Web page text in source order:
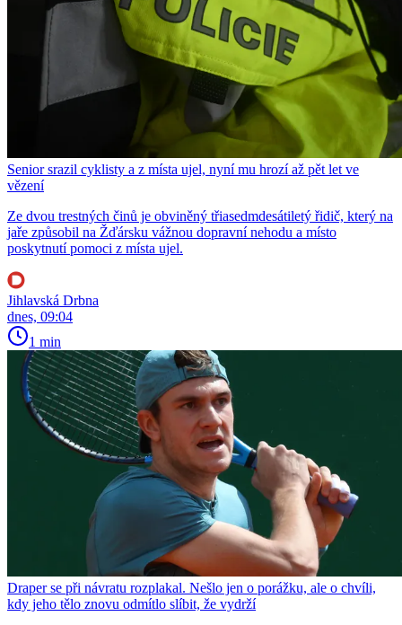
Senior srazil cyklisty a z místa ujel, nyní mu hrozí až pět let ve
vězení
Ze dvou trestných činů je obviněný třiasedmdesátiletý řidič, který na
jaře způsobil na Žďársku vážnou dopravní nehodu a místo
poskytnutí pomoci z místa ujel.
Jihlavská Drbna
dnes, 09:04
1 min
Draper se při návratu rozplakal. Nešlo jen o porážku, ale o chvíli,
kdy jeho tělo znovu odmítlo slíbit, že vydrží